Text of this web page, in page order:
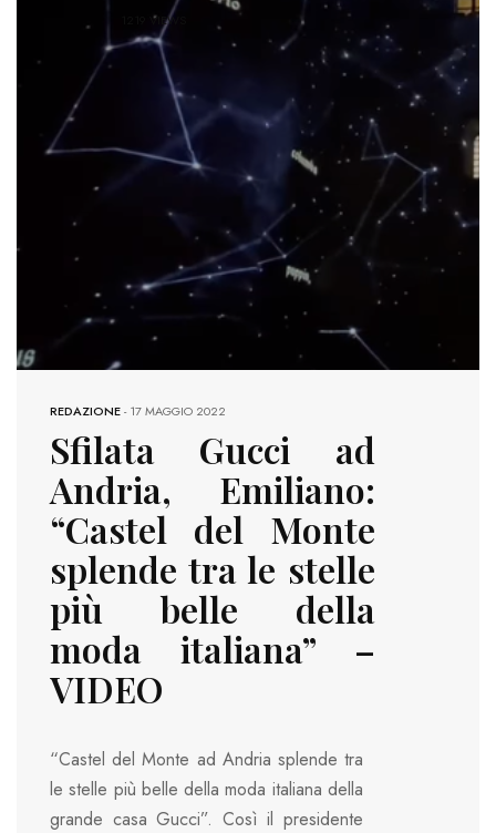
1219 VIEWS
REDAZIONE-17 MAGGIO 2022
Sfilata Gucci ad
Andria, Emiliano:
“Castel del Monte
splende tra le stelle
più belle della
moda italiana” –
VIDEO
“Castel del Monte ad Andria splende tra
le stelle più belle della moda italiana della
grande casa Gucci”. Così il presidente